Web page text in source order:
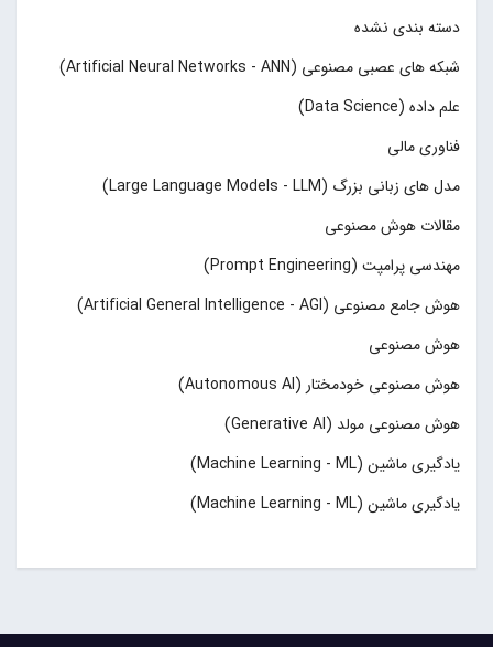
دسته بندی نشده
شبکه های عصبی مصنوعی (Artificial Neural Networks - ANN)
علم داده (Data Science)
فناوری مالی
مدل های زبانی بزرگ (Large Language Models - LLM)
مقالات هوش مصنوعی
مهندسی پرامپت (Prompt Engineering)
هوش جامع مصنوعی (Artificial General Intelligence - AGI)
هوش مصنوعی
هوش مصنوعی خودمختار (Autonomous AI)
هوش مصنوعی مولد (Generative AI)
یادگیری ماشین (Machine Learning - ML)
یادگیری ماشین (Machine Learning - ML)